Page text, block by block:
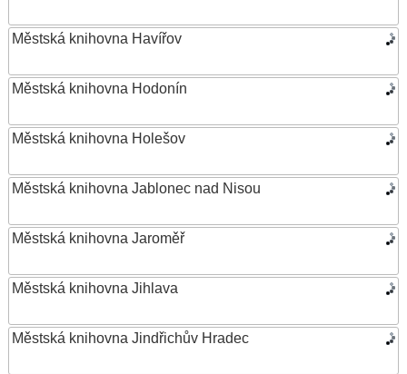
Městská knihovna Havířov
Městská knihovna Hodonín
Městská knihovna Holešov
Městská knihovna Jablonec nad Nisou
Městská knihovna Jaroměř
Městská knihovna Jihlava
Městská knihovna Jindřichův Hradec